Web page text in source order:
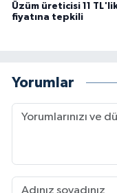
Üzüm üreticisi 11
fiyatına tepkili
Yorumlar